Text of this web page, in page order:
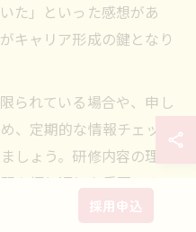
た」といった感想があ
キャリア形成の鍵となり
られている場合や、申し
、定期的な情報チェック
しょう。研修内容の理解
や振り返りも重要です。
採用申込